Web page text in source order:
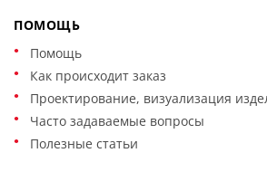
ПОМОЩЬ
Помощь
Как происходит заказ
Проектирование, визуализация
Часто задаваемые вопросы
Полезные статьи